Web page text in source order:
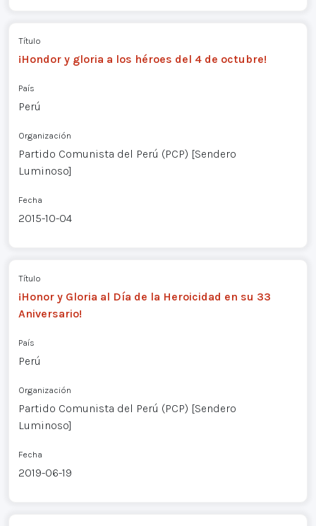
Título
¡Hondor y gloria a los héroes del 4 de octubre!
País
Perú
Organización
Partido Comunista del Perú (PCP) [Sendero
Luminoso]
Fecha
2015-10-04
Título
¡Honor y Gloria al Día de la Heroicidad en su 33
Aniversario!
País
Perú
Organización
Partido Comunista del Perú (PCP) [Sendero
Luminoso]
Fecha
2019-06-19